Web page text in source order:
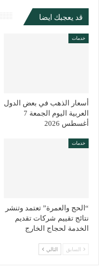
قد يعجبك ايضا
خدمات
أسعار الذهب في بعض الدول
العربية اليوم الجمعة 7
أغسطس 2026
خدمات
“الحج والعمرة” تعتمد وتنشر
نتائج تقييم شركات تقديم
الخدمة لحجاج الخارج
السابق التالي